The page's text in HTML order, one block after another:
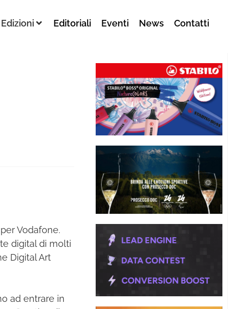
Edizioni Editoriali Eventi News Contatti
Vodafone.
digital di molti
Digital Art
ad entrare in